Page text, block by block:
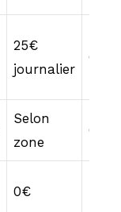
25€
journalier
Selon
zone
0€